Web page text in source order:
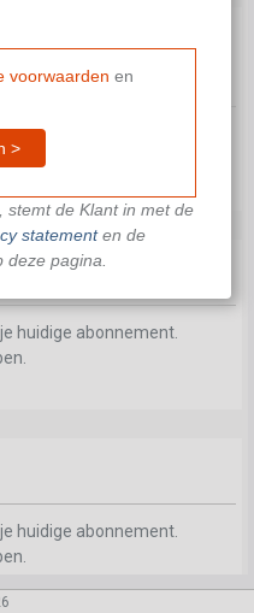
tijdelijke
huidige abonnement.
huidige abonnement.
huidige abonnement.
voorwaarden en
>
stemt de Klant in met de
statementen de
pagina.